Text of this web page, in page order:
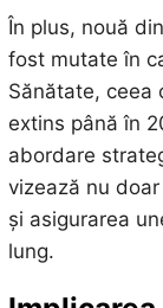
În plus, nouă
fost mutate în
Sănătate, ceea
extins până în
abordare
vizează nu
și asigurarea
lung.